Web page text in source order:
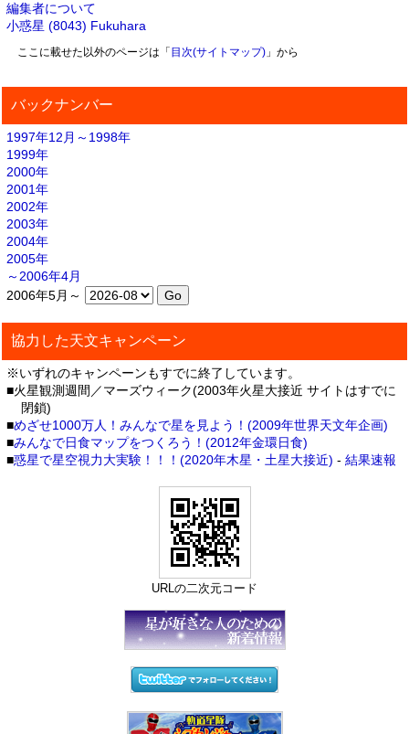
編集者について
小惑星 (8043) Fukuhara
ここに載せた以外のページは「 目次(サイトマップ)」から
バックナンバー
1997年12月～1998年
1999年
2000年
2001年
2002年
2003年
2004年
2005年
～2006年4月
2006年5月～
協力した天文キャンペーン
※いずれのキャンペーンもすでに終了しています。
■火星観測週間／マーズウィーク(2003年火星大接近 サイトはすでに
閉鎖)
■めざせ1000万人！みんなで星を見よう！(2009年世界天文年企画)
■みんなで日食マップをつくろう！(2012年金環日食)
■惑星で星空視力大実験！！！(2020年木星・土星大接近) - 結果速報
URLの二次元コード